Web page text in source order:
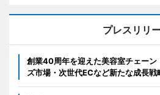
プレスリリ
創業40周年を迎えた美容室チェー
ズ市場・次世代ECなど新たな成長戦